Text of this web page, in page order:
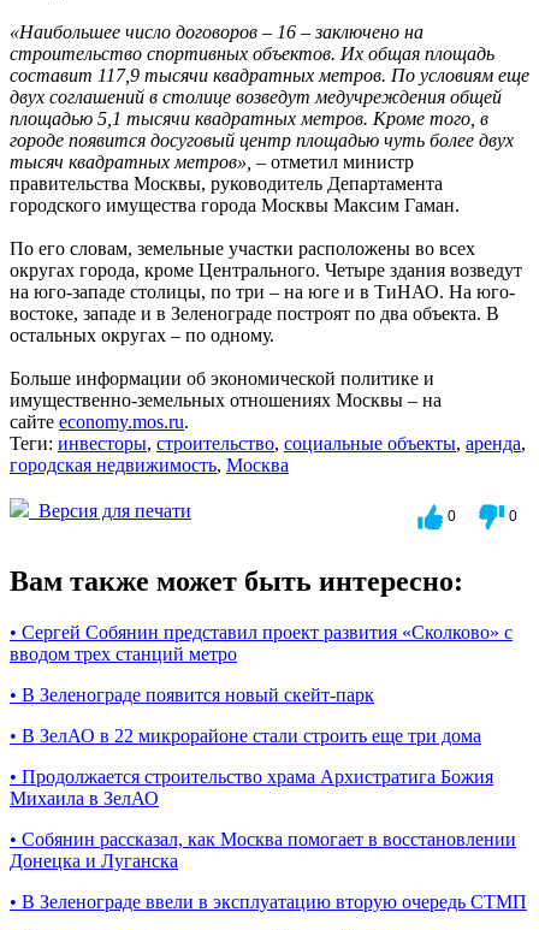
«Наибольшее число договоров – 16 – заключено на
строительство спортивных объектов. Их общая площадь
составит 117,9 тысячи квадратных метров. По условиям еще
двух соглашений в столице возведут медучреждения общей
площадью 5,1 тысячи квадратных метров. Кроме того, в
городе появится досуговый центр площадью чуть более двух
тысяч квадратных метров», – отметил министр
правительства Москвы, руководитель Департамента
городского имущества города Москвы Максим Гаман.
По его словам, земельные участки расположены во всех
округах города, кроме Центрального. Четыре здания возведут
на юго-западе столицы, по три – на юге и в ТиНАО. На юго-
востоке, западе и в Зеленограде построят по два объекта. В
остальных округах – по одному.
Больше информации об экономической политике и
имущественно-земельных отношениях Москвы – на
сайте economy.mos.ru.
Теги: инвесторы, строительство, социальные объекты, аренда,
городская недвижимость, Москва
Версия для печати 0 0
Вам также может быть интересно:
• Сергей Собянин представил проект развития «Сколково» с
вводом трех станций метро
• В Зеленограде появится новый скейт-парк
• В ЗелАО в 22 микрорайоне стали строить еще три дома
• Продолжается строительство храма Архистратига Божия
Михаила в ЗелАО
• Собянин рассказал, как Москва помогает в восстановлении
Донецка и Луганска
• В Зеленограде ввели в эксплуатацию вторую очередь СТМП